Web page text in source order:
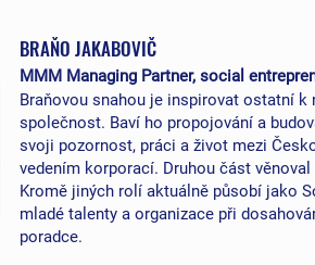
​​BRAŇO JAKABOVIČ
MMM Managing Partner, social
Braňovou snahou je inspirovat ostatní
společnost. Baví ho propojování a
svoji pozornost, práci a život mezi
vedením korporací. Druhou část
Kromě jiných rolí aktuálně působí jako
mladé talenty a organizace při
poradce.